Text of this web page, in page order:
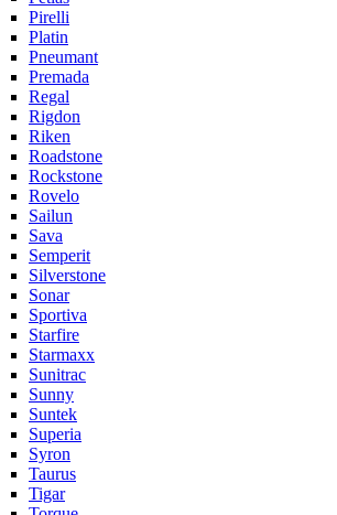
Pirelli
Platin
Pneumant
Premada
Regal
Rigdon
Riken
Roadstone
Rockstone
Rovelo
Sailun
Sava
Semperit
Silverstone
Sonar
Sportiva
Starfire
Starmaxx
Sunitrac
Sunny
Suntek
Superia
Syron
Taurus
Tigar